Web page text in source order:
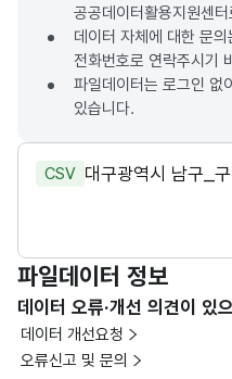
공공데이터활용지원센
데이터 자체에 대한 문
전화번호로 연락주시기
파일데이터는 로그인 없
있습니다.
CSV 대구광역시 남구_
파일데이터 정보
데이터 오류·개선 의견이 있
데이터 개선요청
오류신고 및 문의